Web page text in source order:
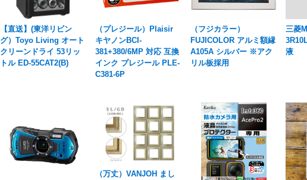
【直送】(東洋リビン
グ）Toyo Living オート
クリーンドライ 53リッ
トル ED-55CAT2(B)
（プレジール）Plaisir
キヤノンBCI-
381+380/6MP 対応 互換
インク プレジール PLE-
C381-6P
（フジカラー）
FUJICOLOR アルミ額縁
A105A シルバー ※アク
リル板採用
三菱
液
（万丈）VANJOH まし